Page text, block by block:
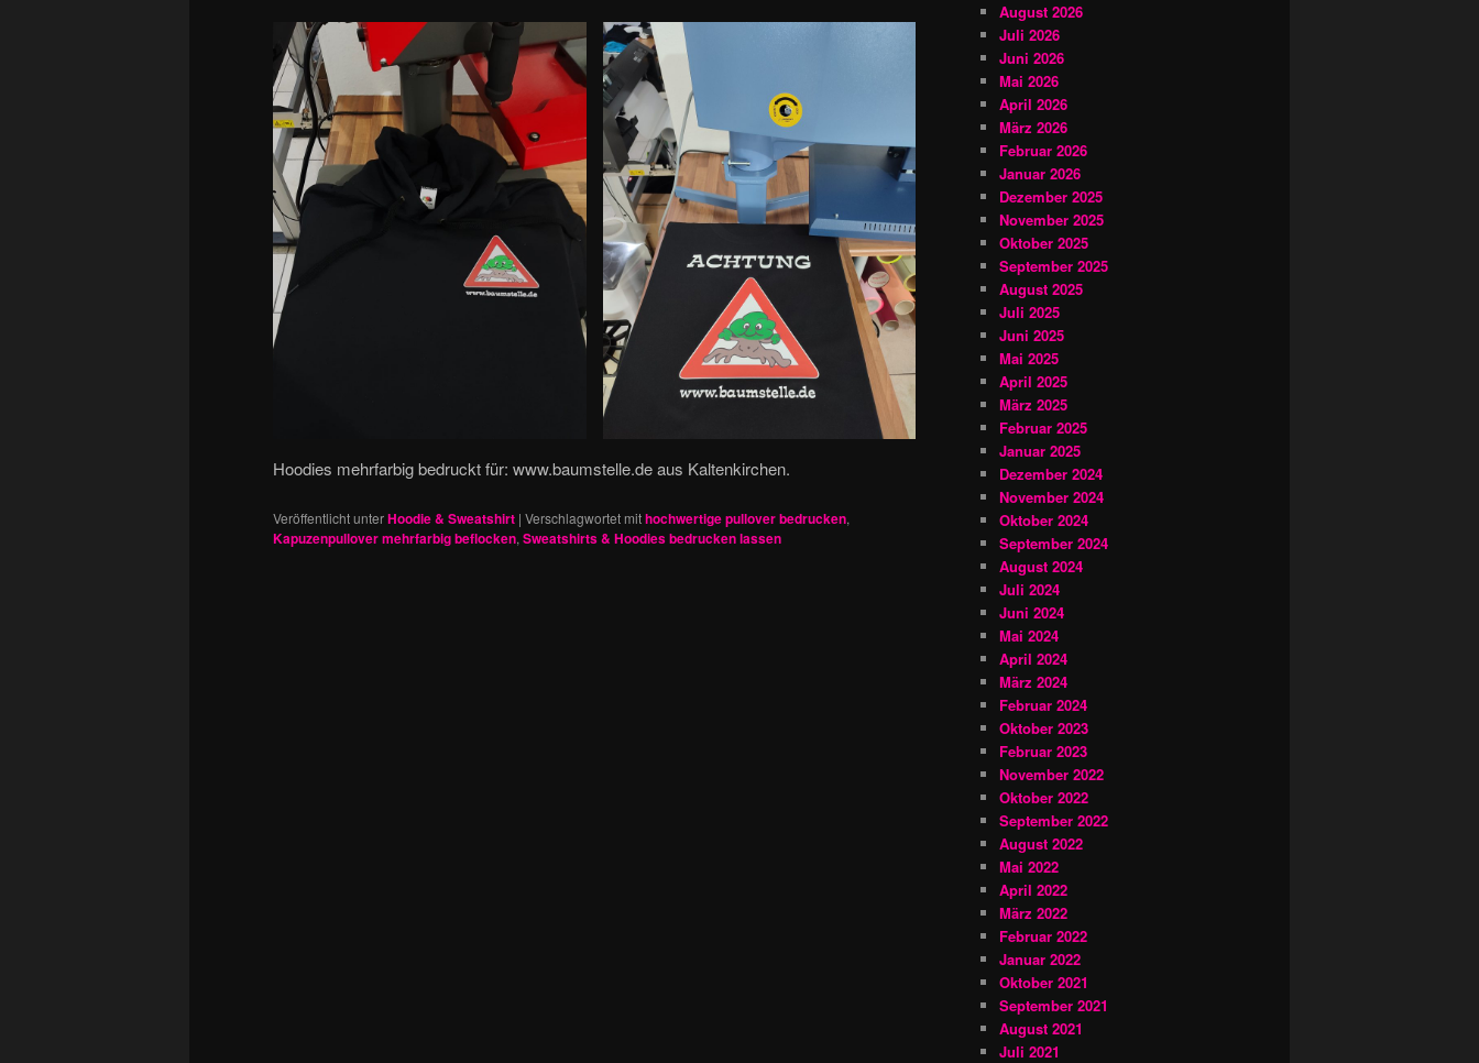
Hoodies mehrfarbig bedruckt für: www.baumstelle.de aus Kaltenkirchen.
Veröffentlicht unterHoodie & Sweatshirt | Verschlagwortet mithochwertige pullover bedrucken,
Kapuzenpullover mehrfarbig beflocken, Sweatshirts & Hoodies bedrucken lassen
August 2026
Juli 2026
Juni 2026
Mai 2026
April 2026
März 2026
Februar 2026
Januar 2026
Dezember 2025
November 2025
Oktober 2025
September 2025
August 2025
Juli 2025
Juni 2025
Mai 2025
April 2025
März 2025
Februar 2025
Januar 2025
Dezember 2024
November 2024
Oktober 2024
September 2024
August 2024
Juli 2024
Juni 2024
Mai 2024
April 2024
März 2024
Februar 2024
Oktober 2023
Februar 2023
November 2022
Oktober 2022
September 2022
August 2022
Mai 2022
April 2022
März 2022
Februar 2022
Januar 2022
Oktober 2021
September 2021
August 2021
Juli 2021